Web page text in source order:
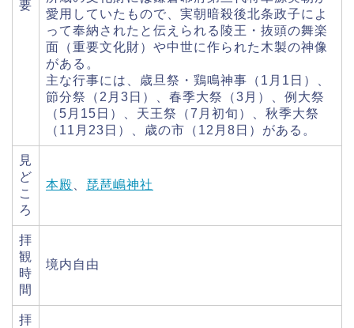
要
愛用していたもので、実朝暗殺後北条政子によ
って奉納されたと伝えられる陵王・抜頭の舞楽
面（重要文化財）や中世に作られた木製の神像
がある。
主な行事には、歳旦祭・鶏鳴神事（1月1日）、
節分祭（2月3日）、春季大祭（3月）、例大祭
（5月15日）、天王祭（7月初旬）、秋季大祭
（11月23日）、歳の市（12月8日）がある。
見
ど
こ
ろ
本殿 琵琶嶋神社
拝
観
時
間
境内自由
拝